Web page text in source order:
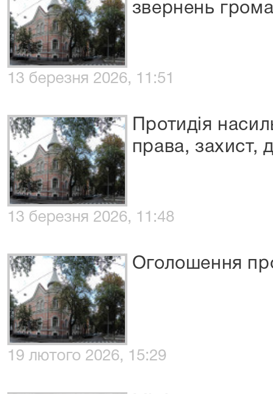
звернень
13 березня 2026, 11:51
Протидія
права, захист,
13 березня 2026, 11:48
Оголошення
19 лютого 2026, 15:29